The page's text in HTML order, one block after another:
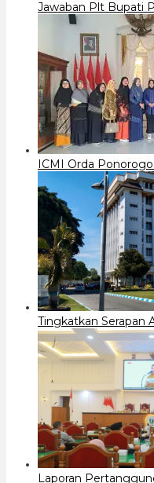
Jawaban Plt Bupati
ICMI Orda
Tingkatkan Serapan
Laporan